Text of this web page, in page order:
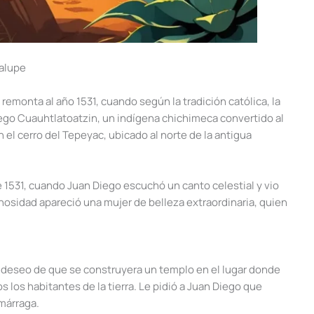
al año 1531, cuando según la tradición católica, la
Cuauhtlatoatzin, un indígena chichimeca convertido al
cerro del Tepeyac, ubicado al norte de la antigua
cuando Juan Diego escuchó un canto celestial y vio
apareció una mujer de belleza extraordinaria, quien
de que se construyera un templo en el lugar donde
los habitantes de la tierra. Le pidió a Juan Diego que